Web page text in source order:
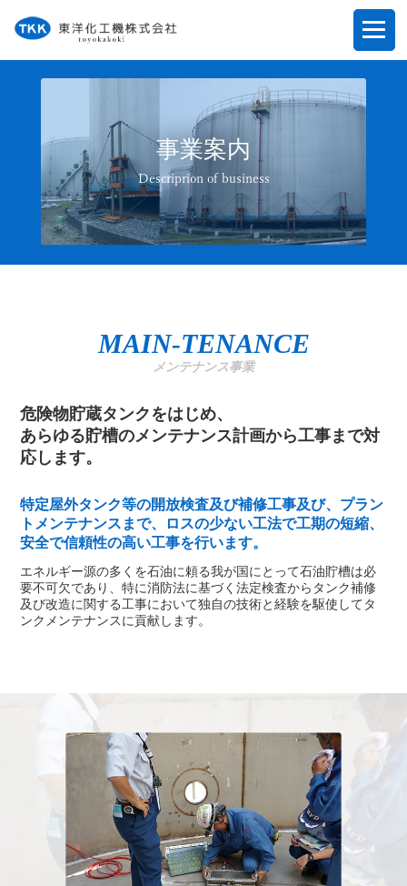
事業案内
Descriprion of business
MAIN-TENANCE
メンテナンス事業
危険物貯蔵タンクをはじめ、
あらゆる貯槽のメンテナンス計画から工事まで対
応します。
特定屋外タンク等の開放検査及び補修工事及び、プラン
トメンテナンスまで、ロスの少ない工法で工期の短縮、
安全で信頼性の高い工事を行います。
エネルギー源の多くを石油に頼る我が国にとって石油貯槽は必
要不可欠であり、特に消防法に基づく法定検査からタンク補修
及び改造に関する工事において独自の技術と経験を駆使してタ
ンクメンテナンスに貢献します。